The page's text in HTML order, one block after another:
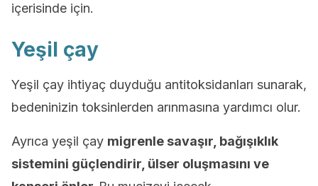
içerisinde için.
Yeşil çay
Yeşil çay ihtiyaç duyduğu antitoksidanları sunarak,
bedeninizin toksinlerden arınmasına yardımcı olur.
Ayrıca yeşil çay migrenle savaşır, bağışıklık
sistemini güçlendirir, ülser oluşmasını ve